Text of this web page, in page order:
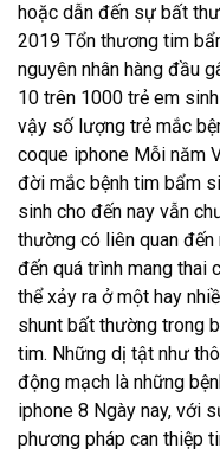
hoặc dẫn đến sự bất
2019 Tổn thương tim
nguyên nhân hàng đầu
10 trên 1000 trẻ em
vậy số lượng trẻ mắc
coque iphone Mỗi năm
đời mắc bệnh tim bẩm
sinh cho đến nay vẫn
thường có liên quan
đến quá trình mang thai
thể xảy ra ở một hay
shunt bất thường trong
tim. Những dị tật như
động mạch là những
iphone 8 Ngày nay, với
phương pháp can thiệp